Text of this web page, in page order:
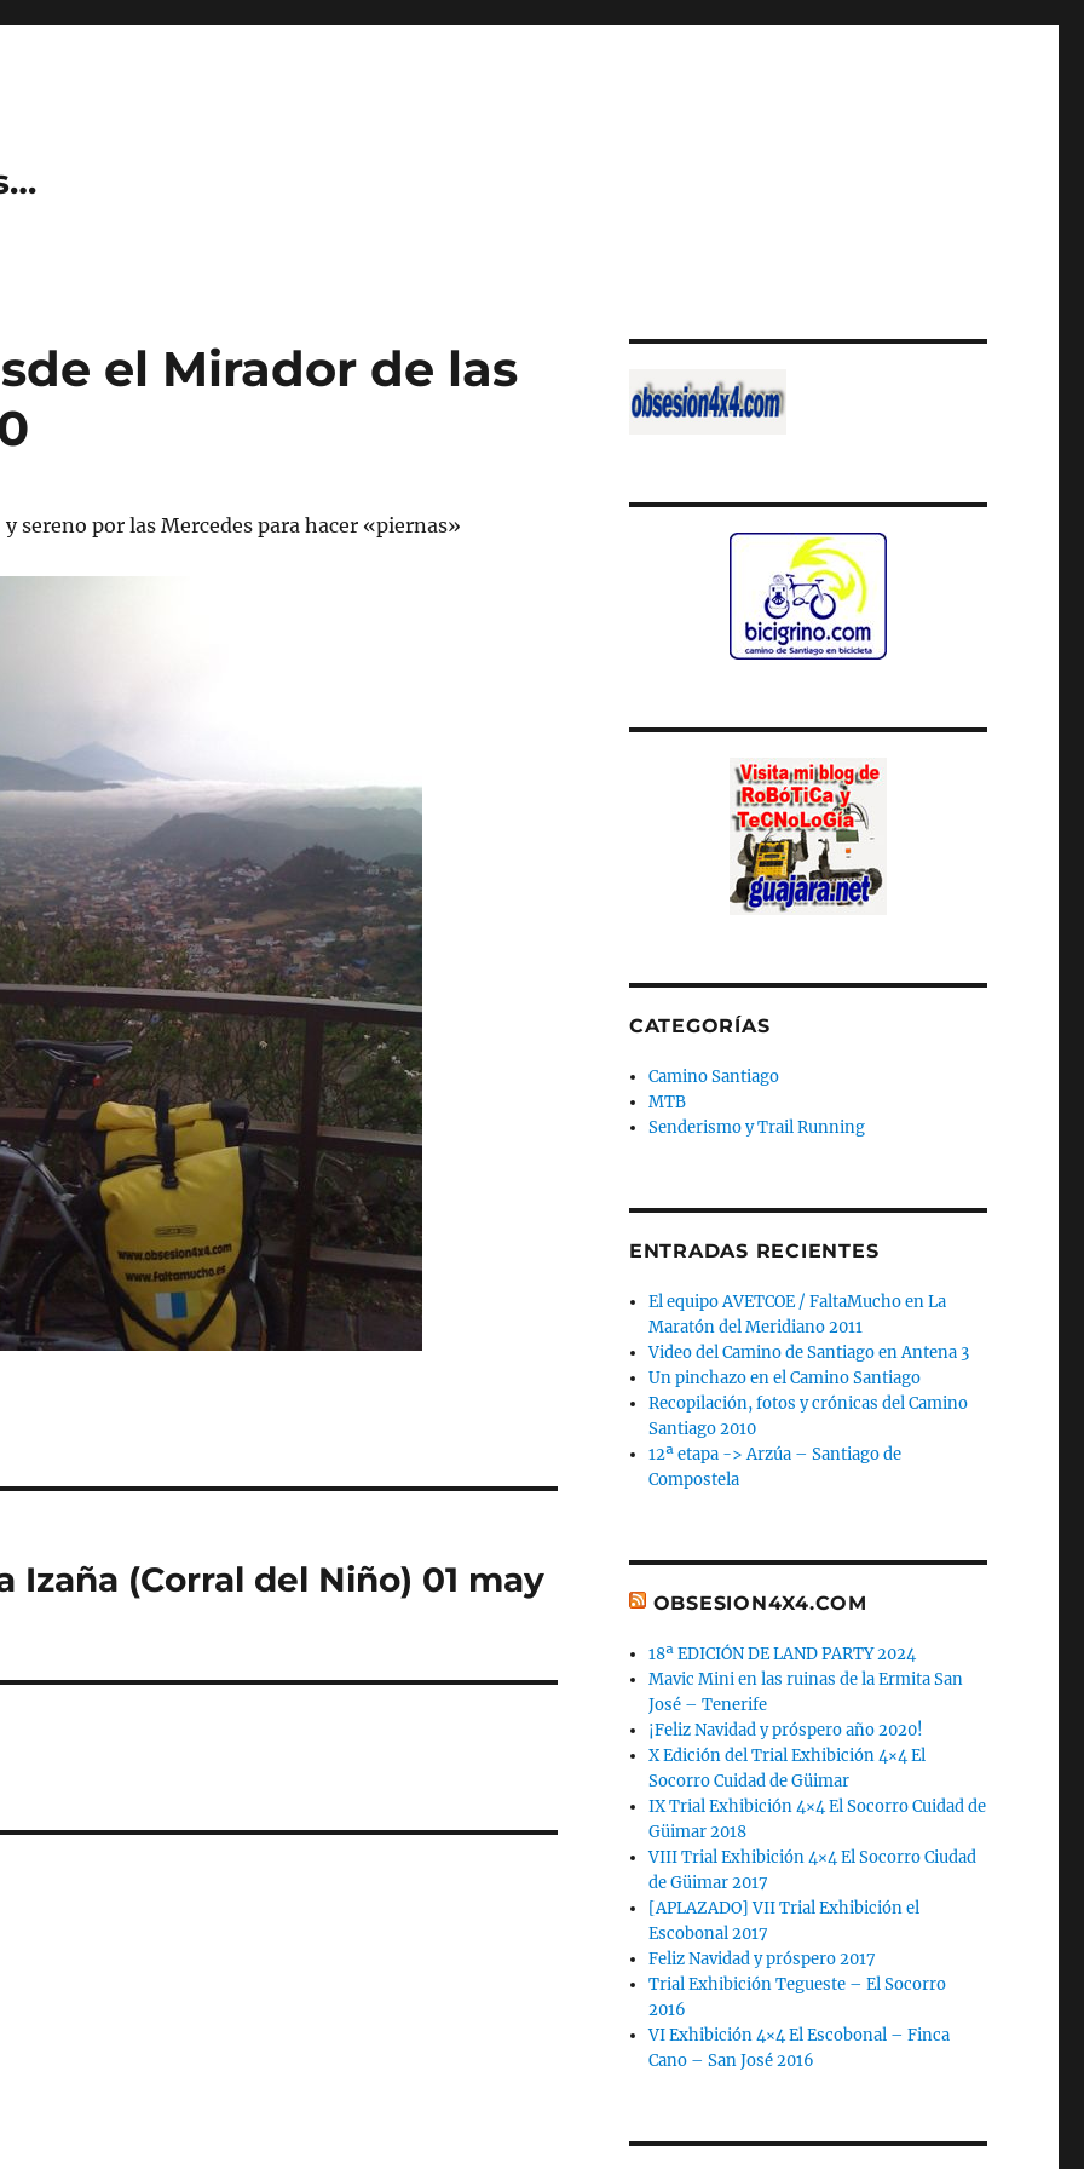
el Mirador de las
sereno por las Mercedes para hacer «piernas»
Izaña (Corral del Niño) 01 may
CATEGORÍAS
Camino Santiago
MTB
Senderismo y Trail Running
ENTRADAS RECIENTES
El equipo AVETCOE / FaltaMucho en La
Maratón del Meridiano 2011
Video del Camino de Santiago en Antena 3
Un pinchazo en el Camino Santiago
Recopilación, fotos y crónicas del Camino
Santiago 2010
12ª etapa -> Arzúa – Santiago de
Compostela
OBSESION4X4.COM
18ª EDICIÓN DE LAND PARTY 2024
Mavic Mini en las ruinas de la Ermita San
José – Tenerife
¡Feliz Navidad y próspero año 2020!
X Edición del Trial Exhibición 4×4 El
Socorro Cuidad de Güimar
IX Trial Exhibición 4×4 El Socorro Cuidad de
Güimar 2018
VIII Trial Exhibición 4×4 El Socorro Ciudad
de Güimar 2017
[APLAZADO] VII Trial Exhibición el
Escobonal 2017
Feliz Navidad y próspero 2017
Trial Exhibición Tegueste – El Socorro
2016
VI Exhibición 4×4 El Escobonal – Finca
Cano – San José 2016